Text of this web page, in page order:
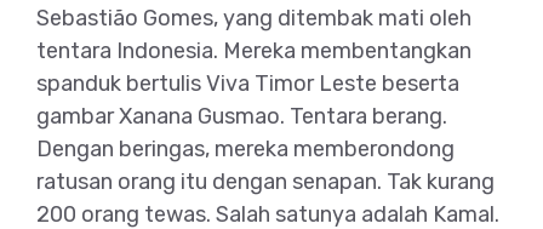
Sebastião Gomes, yang ditembak mati oleh
tentara Indonesia. Mereka membentangkan
spanduk bertulis Viva Timor Leste beserta
gambar Xanana Gusmao. Tentara berang.
Dengan beringas, mereka memberondong
ratusan orang itu dengan senapan. Tak kurang
200 orang tewas. Salah satunya adalah Kamal.